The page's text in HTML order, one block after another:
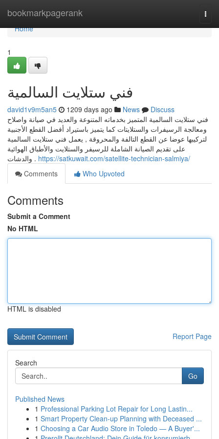
bookmarkpagerank
Home
Home
1
فني ستلايت السالمية
david1v9m5an5 1209 days ago News
Discuss
فني ستلايت السالمية المتميز بخدماته المتنوعة والعديد في صيانة واصلاح
ومعالجة الرسيفرات والستلايتات كما يتميز باستيراد أفضل القطع الأجنبية
لتركيبها عوضا عن القطع التالفة والمحروقة , يعمل فني ستلايت السالمية
على تقديم الصيانة الشاملة للرسيفر والستلايت والأطباق الهوائية
والدشات . https://satkuwait.com/satellite-technician-salmiya/
Comments
Who Upvoted
Comments
Submit a Comment
No HTML
HTML is disabled
Report Page
Search
Go
Published News
1 Professional Parking Lot Repair for Long Lastin...
1 Smart Property Clean-up Planning with Deceased ...
1 Choosing a Car Audio Store in Toledo — A Buyer'...